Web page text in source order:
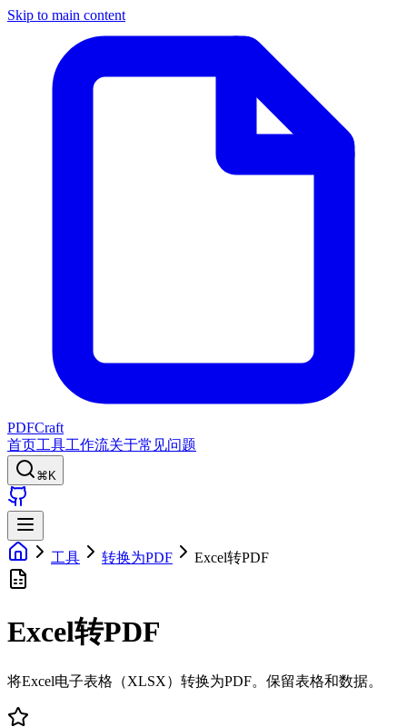
Skip to main content
PDFCraft
首页工具工作流关于常见问题
⌘K
工具 转换为PDF Excel转PDF
Excel转PDF
将Excel电子表格（XLSX）转换为PDF。保留表格和数据。